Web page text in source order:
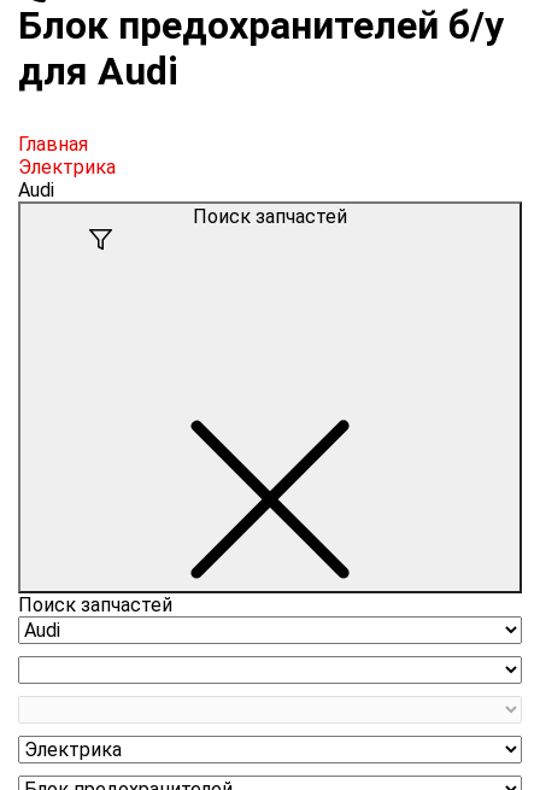
Блок предохранителей б/у
для Audi
Главная
Электрика
Audi
Поиск запчастей
Поиск запчастей